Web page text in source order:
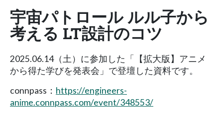
宇宙パトロール ルル子から
考える LT設計のコツ
2025.06.14（土）に参加した「【拡大版】アニメ
から得た学びを発表会」で登壇した資料です。
connpass： https://engineers-
anime.connpass.com/event/348553/